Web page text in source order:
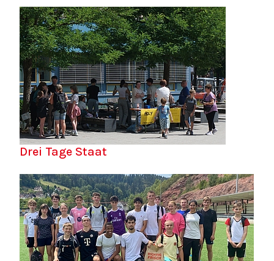
Drei Tage Staat